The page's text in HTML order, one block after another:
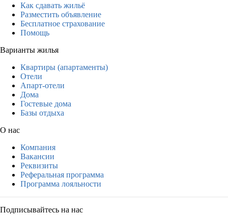
Как сдавать жильё
Разместить объявление
Бесплатное страхование
Помощь
Варианты жилья
Квартиры (апартаменты)
Отели
Апарт-отели
Дома
Гостевые дома
Базы отдыха
О нас
Компания
Вакансии
Реквизиты
Реферальная программа
Программа лояльности
Подписывайтесь на нас